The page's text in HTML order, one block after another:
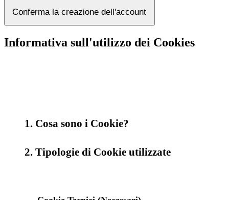
Conferma la creazione dell'account
Informativa sull'utilizzo dei Cookies
1. Cosa sono i Cookie?
2. Tipologie di Cookie utilizzate